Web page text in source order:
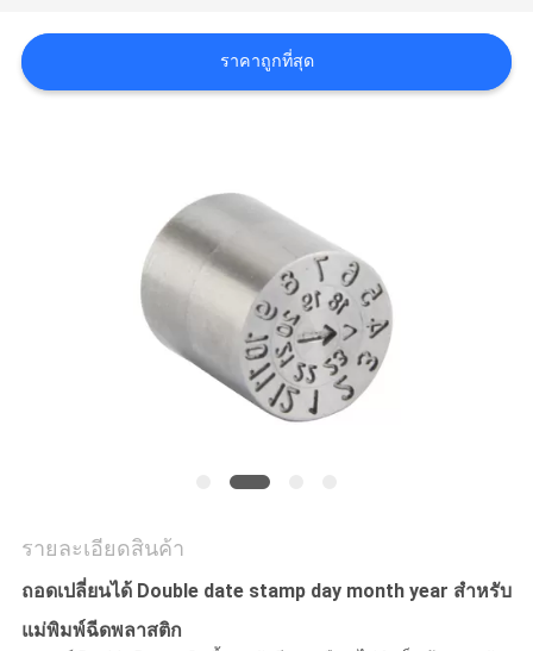
ใบ
เสนอ
ราคาถูกที่สุด
รายละเอียดสินค้า
ถอดเปลี่ยนได้ Double date stamp day month year สำหรับ
แม่พิมพ์ฉีดพลาสติก